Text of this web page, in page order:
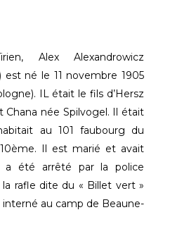
Alex Alexandrowicz
est né le 11 novembre 1905
IL était le fils d’Hersz
Chana née Spilvogel. Il était
au 101 faubourg du
Il est marié et avait
a été arrêté par la police
la rafle dite du « Billet vert »
interné au camp de Beaune-